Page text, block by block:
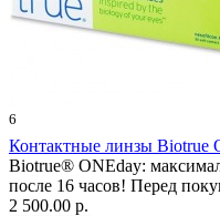
6
Контактные линзы Biotrue
Biotrue® ONEday:
после 16 часов! Перед
2 500.00 р.